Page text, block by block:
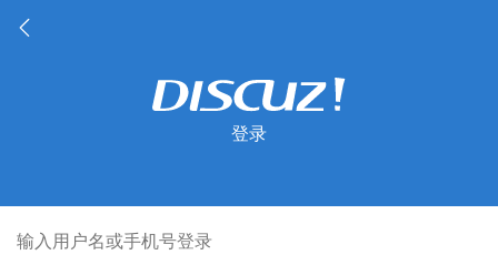
登录